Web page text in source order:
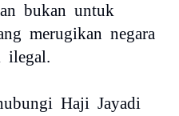
bukan untuk
merugikan negara
ilegal.
Haji Jayadi